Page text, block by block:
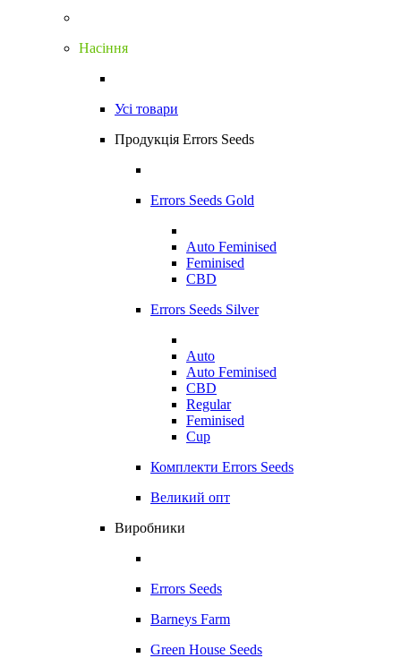
Насіння
Усі товари
Продукція Errors Seeds
Errors Seeds Gold
Auto Feminised
Feminised
CBD
Errors Seeds Silver
Auto
Auto Feminised
CBD
Regular
Feminised
Cup
Комплекти Errors Seeds
Великий опт
Виробники
Errors Seeds
Barneys Farm
Green House Seeds